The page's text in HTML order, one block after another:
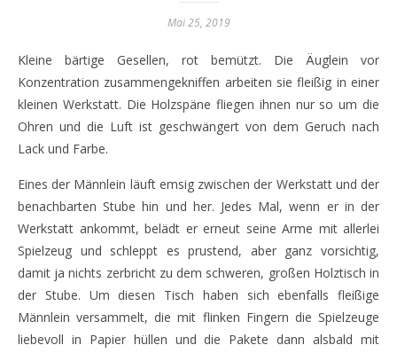
Mai 25, 2019
Kleine bärtige Gesellen, rot bemützt. Die Äuglein vor
Konzentration zusammengekniffen arbeiten sie fleißig in einer
kleinen Werkstatt. Die Holzspäne fliegen ihnen nur so um die
Ohren und die Luft ist geschwängert von dem Geruch nach
Lack und Farbe.
Eines der Männlein läuft emsig zwischen der Werkstatt und der
benachbarten Stube hin und her. Jedes Mal, wenn er in der
Werkstatt ankommt, belädt er erneut seine Arme mit allerlei
Spielzeug und schleppt es prustend, aber ganz vorsichtig,
damit ja nichts zerbricht zu dem schweren, großen Holztisch in
der Stube. Um diesen Tisch haben sich ebenfalls fleißige
Männlein versammelt, die mit flinken Fingern die Spielzeuge
liebevoll in Papier hüllen und die Pakete dann alsbald mit